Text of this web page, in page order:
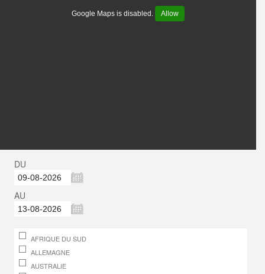
Google Maps is disabled. Allow
DU
AU
AFRIQUE DU SUD
ALLEMAGNE
AUSTRALIE